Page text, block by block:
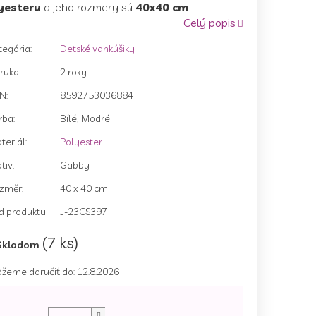
a jeho rozmery sú 40x40 cm.
Celý popis
:
Detské vankúšiky
:
2 roky
:
8592753036884
:
Bílé, Modré
:
Polyester
:
Gabby
:
40 x 40 cm
produktu
J-23CS397
(7 ks)
doručiť do: 12.8.2026